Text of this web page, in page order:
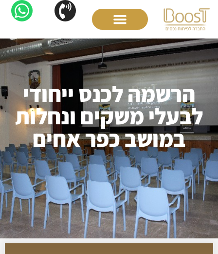
לתוכן
הרשמה לכנס ייחודי
לבעלי משקים ונחלות
במושב כפר אחים